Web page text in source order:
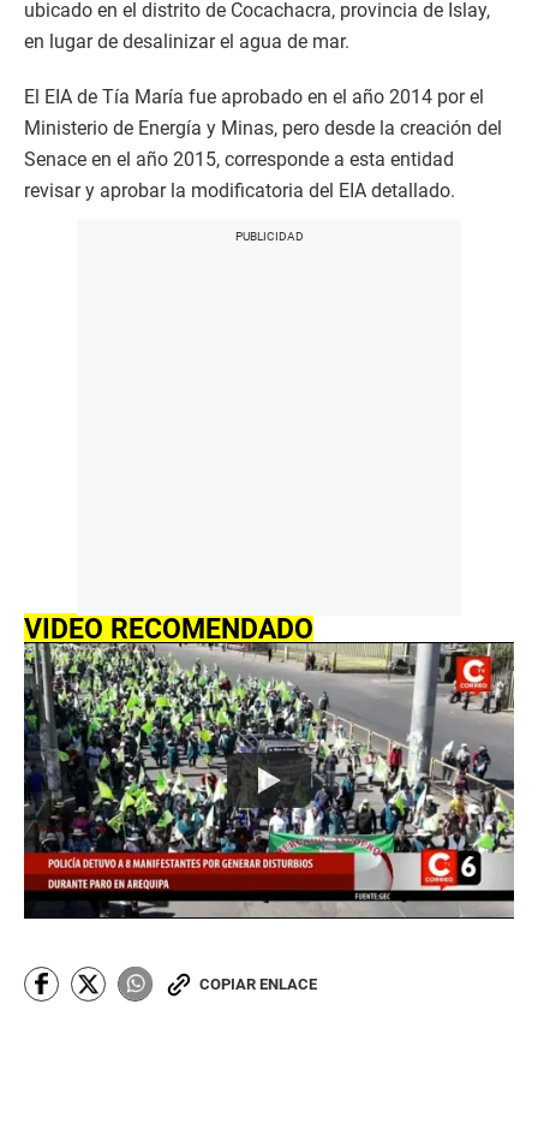
ubicado en el distrito de Cocachacra, provincia de Islay,
en lugar de desalinizar el agua de mar.
El EIA de Tía María fue aprobado en el año 2014 por el
Ministerio de Energía y Minas, pero desde la creación del
Senace en el año 2015, corresponde a esta entidad
revisar y aprobar la modificatoria del EIA detallado.
VIDEO RECOMENDADO
COPIAR ENLACE